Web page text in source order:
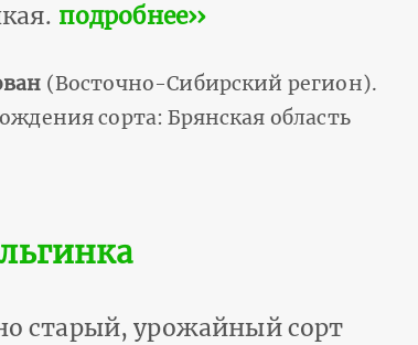
подробнее››
(Восточно-Сибирский регион).
сорта: Брянская область
старый, урожайный сорт